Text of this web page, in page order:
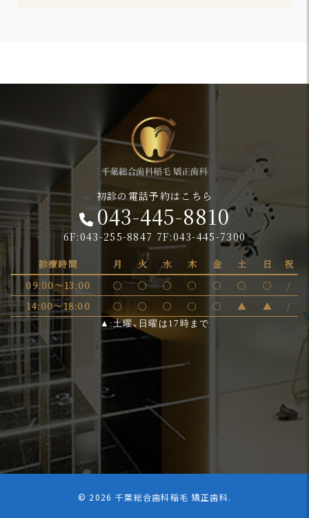
初診の電話予約はこちら
043-445-8810
6F:043-255-8847 7F:043-445-7300
診療時間 月 火 水 木 金 土 日
祝
09:00～13:00
〇 〇 〇 〇 〇 〇 〇
/
14:00～18:00
〇 〇 〇 〇 〇 ▲ ▲ /
▲:土曜、日曜は17時まで
© 2026 千葉総合歯科稲毛 矯正歯科.